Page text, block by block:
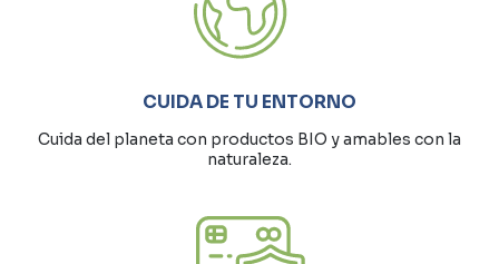
CUIDA DE TU ENTORNO
Cuida del planeta con productos BIO y amables con la
naturaleza.